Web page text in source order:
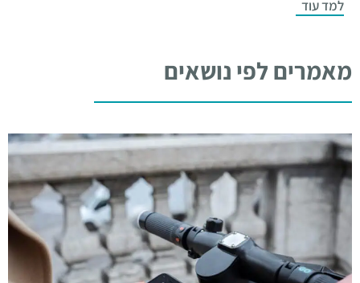
למד עוד
מאמרים לפי נושאים